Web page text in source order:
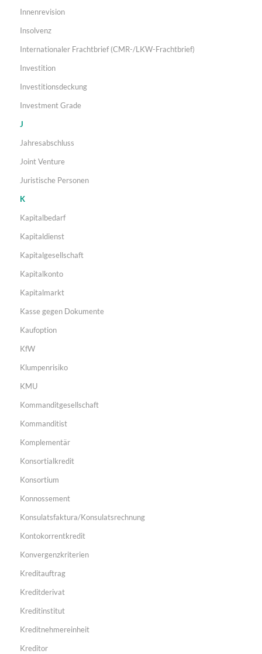
Innenrevision
Insolvenz
Internationaler Frachtbrief (CMR-/LKW-Frachtbrief)
Investition
Investitionsdeckung
Investment Grade
J
Jahresabschluss
Joint Venture
Juristische Personen
K
Kapitalbedarf
Kapitaldienst
Kapitalgesellschaft
Kapitalkonto
Kapitalmarkt
Kasse gegen Dokumente
Kaufoption
KfW
Klumpenrisiko
KMU
Kommanditgesellschaft
Kommanditist
Komplementär
Konsortialkredit
Konsortium
Konnossement
Konsulatsfaktura/Konsulatsrechnung
Kontokorrentkredit
Konvergenzkriterien
Kreditauftrag
Kreditderivat
Kreditinstitut
Kreditnehmereinheit
Kreditor